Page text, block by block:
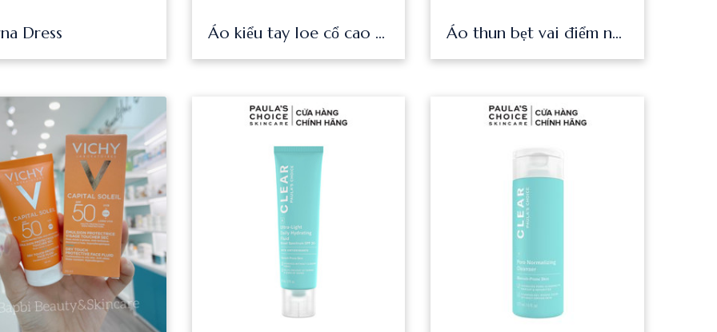
Dress Áo kiểu tay loe cổ cao nhún chất xốp nhăn trendy nhẹ nhàng Ennie Top Áo thun bẹt vai điểm nhấn nhún eo form ôm tôn dáng Chiki Top - Sibling House